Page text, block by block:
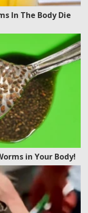
In The Body Die
in Your Body!